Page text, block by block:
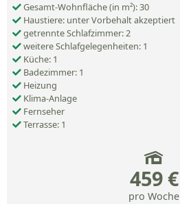
Gesamt-Wohnfläche (in m²): 30
Haustiere: unter Vorbehalt akzeptiert
getrennte Schlafzimmer: 2
weitere Schlafgelegenheiten: 1
Küche: 1
Badezimmer: 1
Heizung
Klima-Anlage
Fernseher
Terrasse: 1
459 €
pro Woche